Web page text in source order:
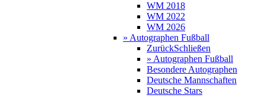
WM 2018
WM 2022
WM 2026
» Autographen Fußball
ZurückSchließen
» Autographen Fußball
Besondere Autographen
Deutsche Mannschaften
Deutsche Stars